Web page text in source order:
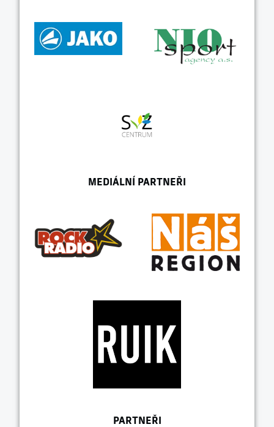
MEDIÁLNÍ PARTNEŘI
PARTNEŘI